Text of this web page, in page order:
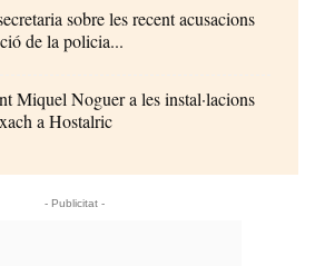
sobre les recent acusacions
de la policia...
Miquel Noguer a les instal·lacions
a Hostalric
- Publicitat -